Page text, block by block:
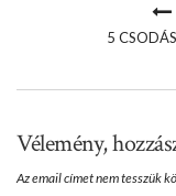
5
Vélemény,
Az email címet nem tesszük